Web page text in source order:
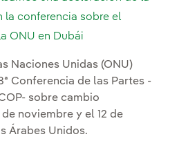
conferencia sobre el
ONU en Dubái
Naciones Unidas (ONU)
Conferencia de las Partes -
sobre cambio
noviembre y el 12 de
Árabes Unidos.